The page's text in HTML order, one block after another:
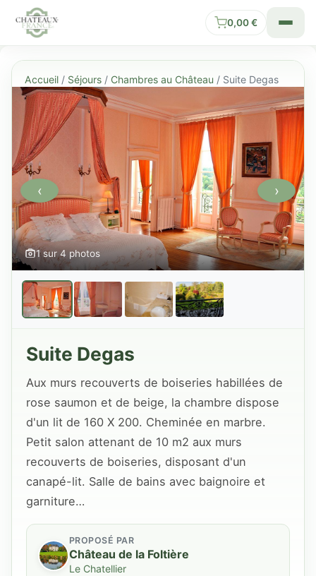
0,00€
Accueil / Séjours / Chambres au Château / Suite Degas
1 sur 4 photos
‹ ›
Suite Degas
Aux murs recouverts de boiseries habillées de
rose saumon et de beige, la chambre dispose
d'un lit de 160 X 200. Cheminée en marbre.
Petit salon attenant de 10 m2 aux murs
recouverts de boiseries, disposant d'un
canapé-lit. Salle de bains avec baignoire et
garniture…
PROPOSÉ PAR
Château de la Foltière
Le Chatellier